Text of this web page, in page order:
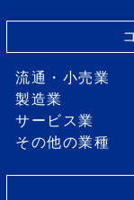
流通・小売業
製造業
サービス業
その他の業種